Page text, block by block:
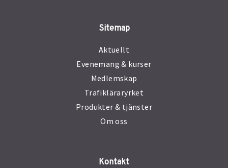
Sitemap
Aktuellt
Evenemang & kurser
Medlemskap
Trafikläraryrket
Produkter & tjänster
Om oss
Kontakt